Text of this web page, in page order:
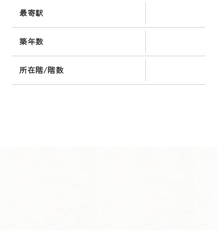
最寄駅
築年数
所在階/階数